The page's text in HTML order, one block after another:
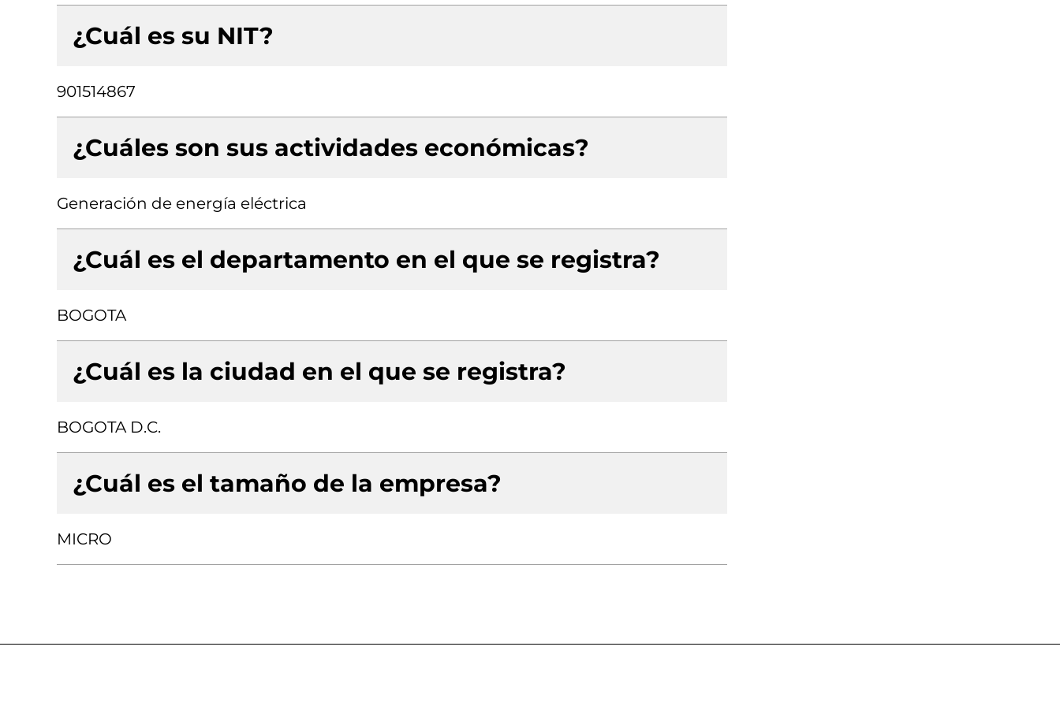
¿Cuál es su NIT?
901514867
¿Cuáles son sus actividades económicas?
Generación de energía eléctrica
¿Cuál es el departamento en el que se registra?
BOGOTA
¿Cuál es la ciudad en el que se registra?
BOGOTA D.C.
¿Cuál es el tamaño de la empresa?
MICRO